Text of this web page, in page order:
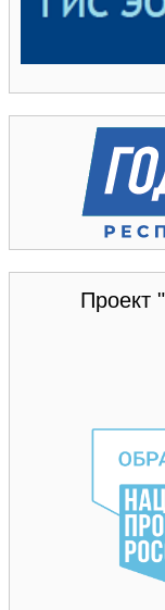
Проект